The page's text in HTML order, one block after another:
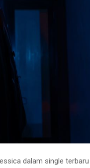
dalam single terbaru